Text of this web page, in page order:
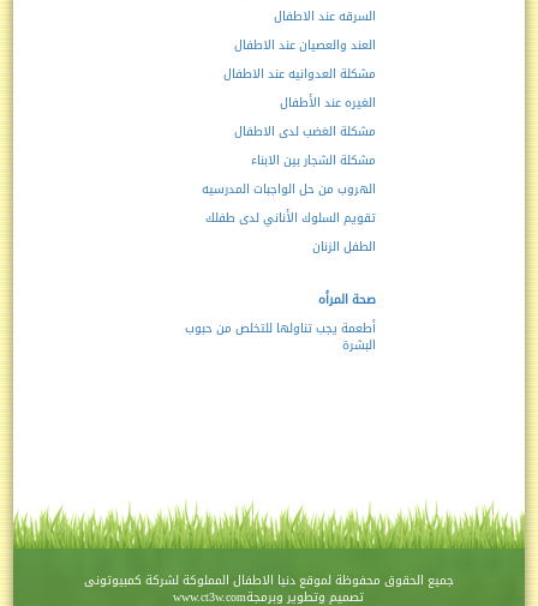
السرقه عند الاطفال
العند والعصيان عند الاطفال
مشكلة العدوانيه عند الاطفال
الغيره عند الأطفال
مشكلة الغضب لدى الاطفال
مشكلة الشجار بين الابناء
الهروب من حل الواجبات المدرسيه
تقويم السلوك الأناني لدى طفلك
الطفل الزنان
صحة المرأه
أطعمة يجب تناولها للتخلص من حبوب
البشرة
جميع الحقوق محفوظة لموقعدنيا الاطفال المملوكة لشركة كمبيوتونى
www.ct3w.comتصميم وتطوير وبرمجة